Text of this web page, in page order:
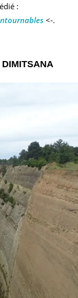
:
<-.